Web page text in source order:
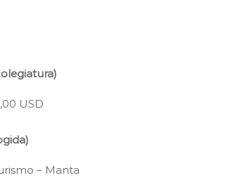
USD
– Manta